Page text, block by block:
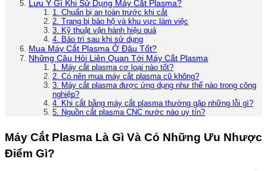
Lưu Ý Gì Khi Sử Dụng Máy Cắt Plasma?
1. Chuẩn bị an toàn trước khi cắt
2. Trang bị bảo hộ và khu vực làm việc
3. Kỹ thuật vận hành hiệu quả
4. Bảo trì sau khi sử dụng
Mua Máy Cắt Plasma Ở Đâu Tốt?
Những Câu Hỏi Liên Quan Tới Máy Cắt Plasma
1. Máy cắt plasma cơ loại nào tốt?
2. Có nên mua máy cắt plasma cũ không?
3. Máy cắt plasma được ứng dụng như thế nào trong công
nghiệp?
4. Khi cắt bằng máy cắt plasma thường gặp những lỗi gì?
5. Nguồn cắt plasma CNC nước nào uy tín?
Máy Cắt Plasma Là Gì Và Có Những Ưu Nhược
Điểm Gì?